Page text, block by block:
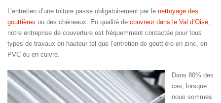
L’entretien d’une toiture passe obligatoirement par le nettoyage des
gouttières ou des chéneaux. En qualité de couvreur dans le Val d’Oise,
notre entreprise de couverture est fréquemment contactée pour tous
types de travaux en hauteur tel que l’entretien de gouttière en zinc, en
PVC ou en cuivre.
Dans 80% des
cas, lorsque
nous sommes